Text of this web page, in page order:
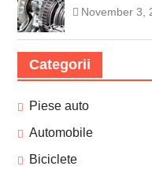
November 3,
Categorii
Piese auto
Automobile
Biciclete